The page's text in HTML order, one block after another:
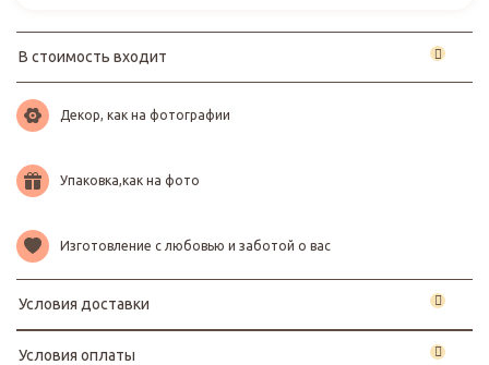
В стоимость входит
Декор, как на фотографии
Упаковка,как на фото
Изготовление с любовью и заботой о вас
Условия доставки
Условия оплаты